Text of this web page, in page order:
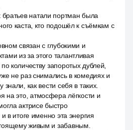
натали портман была
каста, кто подошёл к съёмкам с
связан с глубокими и
из за этого талантливая
количеству запоротых дублей,
не раз снимались в комедиях и
как вести себя в таких.
на это, атмосфера лёгкости и
актрисе быстро
в итоге именно эта энергия
живым и забавным.